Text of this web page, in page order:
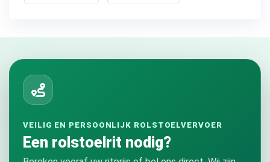
VEILIG EN PERSOONLIJK ROLSTOELVERVOER
Een rolstoelrit nodig?